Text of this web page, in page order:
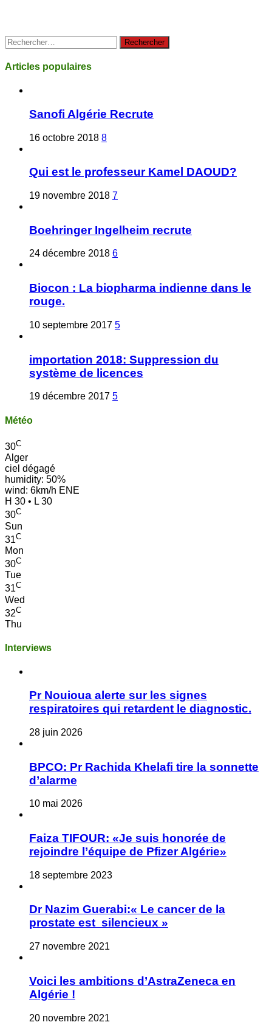
Rechercher :
Articles populaires
Sanofi Algérie Recrute
16 octobre 2018 8
Qui est le professeur Kamel DAOUD?
19 novembre 2018 7
Boehringer Ingelheim recrute
24 décembre 2018 6
Biocon : La biopharma indienne dans le
rouge.
10 septembre 2017 5
importation 2018: Suppression du
système de licences
19 décembre 2017 5
Météo
30C
Alger
ciel dégagé
humidity: 50%
wind: 6km/h ENE
H 30 • L 30
30C
Sun
31C
Mon
30C
Tue
31C
Wed
32C
Thu
Interviews
Pr Nouioua alerte sur les signes
respiratoires qui retardent le diagnostic.
28 juin 2026
BPCO: Pr Rachida Khelafi tire la sonnette
d’alarme
10 mai 2026
Faiza TIFOUR: «Je suis honorée de
rejoindre l’équipe de Pfizer Algérie»
18 septembre 2023
Dr Nazim Guerabi:« Le cancer de la
prostate est silencieux »
27 novembre 2021
Voici les ambitions d’AstraZeneca en
Algérie !
20 novembre 2021